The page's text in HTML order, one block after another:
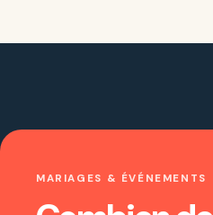
MARIAGES & ÉVÉNEMENTS